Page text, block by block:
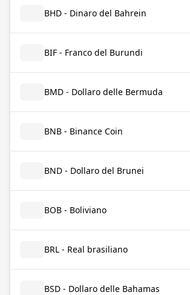
BHD - Dinaro del Bahrein
BIF - Franco del Burundi
BMD - Dollaro delle Bermuda
BNB - Binance Coin
BND - Dollaro del Brunei
BOB - Boliviano
BRL - Real brasiliano
BSD - Dollaro delle Bahamas